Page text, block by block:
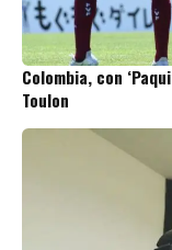
Colombia, con
Toulon